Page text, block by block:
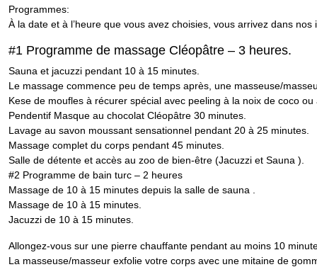
Programmes:
À la date et à l’heure que vous avez choisies, vous arrivez dans
#1 Programme de massage Cléopâtre – 3 heures.
Sauna et jacuzzi pendant 10 à 15 minutes.
Le massage commence peu de temps après, une masseuse/
Kese de moufles à récurer spécial avec peeling à la noix de coco ou
Pendentif Masque au chocolat Cléopâtre 30 minutes.
Lavage au savon moussant sensationnel pendant 20 à 25 minutes.
Massage complet du corps pendant 45 minutes.
Salle de détente et accès au zoo de bien-être (Jacuzzi et Sauna ).
#2 Programme de bain turc – 2 heures
Massage de 10 à 15 minutes depuis la salle de sauna .
Massage de 10 à 15 minutes.
Jacuzzi de 10 à 15 minutes.
Allongez-vous sur une pierre chauffante pendant au moins 10
La masseuse/masseur exfolie votre corps avec une mitaine de